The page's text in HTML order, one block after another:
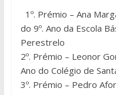
1º. Prémio – Ana
do 9º. Ano da Escola
Perestrelo
2º. Prémio – Leonor
Ano do Colégio de
3º. Prémio – Pedro